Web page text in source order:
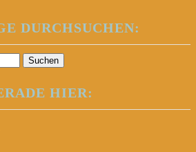
DURCHSUCHEN:
HIER: